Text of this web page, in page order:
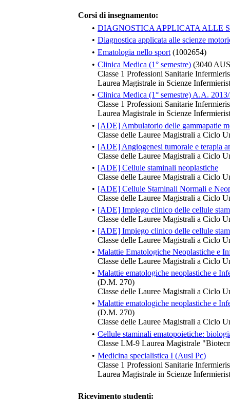
Corsi di insegnamento:
• DIAGNOSTICA APPLICATA ALLE
• Diagnostica applicata alle scienze
• Ematologia nello sport(1002654)
• Clinica Medica (1° semestre) (3040
Classe 1 Professioni Sanitarie
Laurea Magistrale in Scienze
• Clinica Medica (1° semestre) A.A.
Classe 1 Professioni Sanitarie
Laurea Magistrale in Scienze
• [ADE] Ambulatorio delle gammapatie
Classe delle Lauree Magistrali a Ciclo
• [ADE] Angiogenesi tumorale e terapia
Classe delle Lauree Magistrali a Ciclo
• [ADE] Cellule staminali neoplastiche
Classe delle Lauree Magistrali a Ciclo
• [ADE] Cellule Staminali Normali e
Classe delle Lauree Magistrali a Ciclo
• [ADE] Impiego clinico delle cellule
Classe delle Lauree Magistrali a Ciclo
• [ADE] Impiego clinico delle cellule
Classe delle Lauree Magistrali a Ciclo
• Malattie Ematologiche Neoplastiche e
Classe delle Lauree Magistrali a Ciclo
• Malattie ematologiche neoplastiche e
(D.M. 270)
Classe delle Lauree Magistrali a Ciclo
• Malattie ematologiche neoplastiche e
(D.M. 270)
Classe delle Lauree Magistrali a Ciclo
• Cellule staminali ematopoietiche:
Classe LM-9 Laurea Magistrale
• Medicina specialistica I (Ausl Pc)
Classe 1 Professioni Sanitarie
Laurea Magistrale in Scienze
Ricevimento studenti: